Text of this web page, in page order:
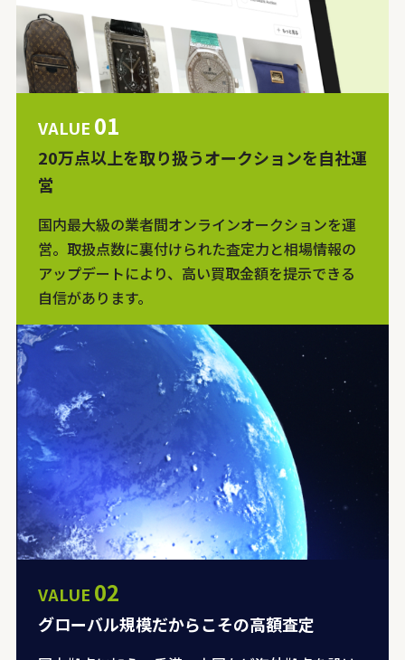
VALUE 01
20万点以上を取り扱うオークションを自社運
営
国内最大級の業者間オンラインオークションを運
営。取扱点数に裏付けられた査定力と相場情報の
アップデートにより、高い買取金額を提示できる
自信があります。
VALUE 02
グローバル規模だからこその高額査定